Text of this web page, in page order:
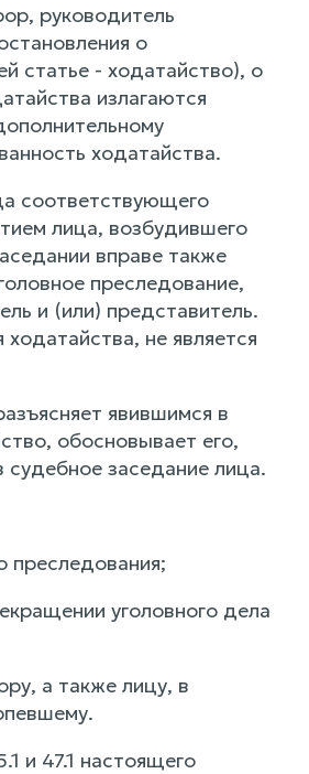
руководитель
о
статье - ходатайство), о
излагаются
ходатайства.
соответствующего
лица, возбудившего
вправе также
преследование,
и (или) представитель.
не является
явившимся в
обосновывает его,
заседание лица.
преследования;
уголовного дела
а также лицу, в
и 47.1 настоящего